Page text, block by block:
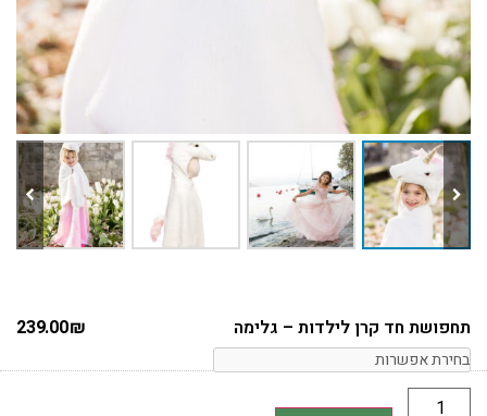
תחפושת חד קרן לילדות – גלימה 239.00₪